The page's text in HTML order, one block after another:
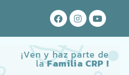
¡Ven y haz parte de
laFamilia CRP !